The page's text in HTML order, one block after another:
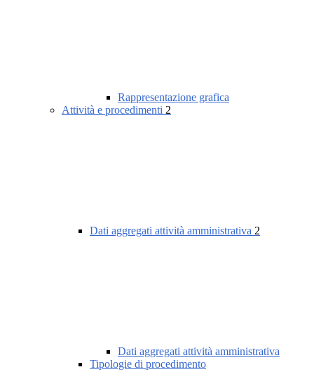
Rappresentazione grafica
Attività e procedimenti 2
Dati aggregati attività amministrativa 2
Dati aggregati attività amministrativa
Tipologie di procedimento